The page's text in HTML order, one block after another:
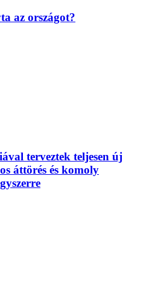
az országot?
terveztek teljesen új
áttörés és komoly